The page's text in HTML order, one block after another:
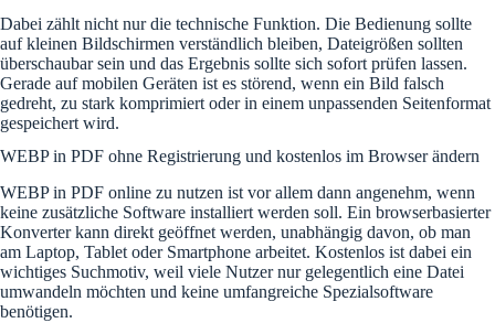
Dabei zählt nicht nur die technische Funktion. Die Bedienung sollte
auf kleinen Bildschirmen verständlich bleiben, Dateigrößen sollten
überschaubar sein und das Ergebnis sollte sich sofort prüfen lassen.
Gerade auf mobilen Geräten ist es störend, wenn ein Bild falsch
gedreht, zu stark komprimiert oder in einem unpassenden Seitenformat
gespeichert wird.
WEBP in PDF ohne Registrierung und kostenlos im Browser ändern
WEBP in PDF online zu nutzen ist vor allem dann angenehm, wenn
keine zusätzliche Software installiert werden soll. Ein browserbasierter
Konverter kann direkt geöffnet werden, unabhängig davon, ob man
am Laptop, Tablet oder Smartphone arbeitet. Kostenlos ist dabei ein
wichtiges Suchmotiv, weil viele Nutzer nur gelegentlich eine Datei
umwandeln möchten und keine umfangreiche Spezialsoftware
benötigen.